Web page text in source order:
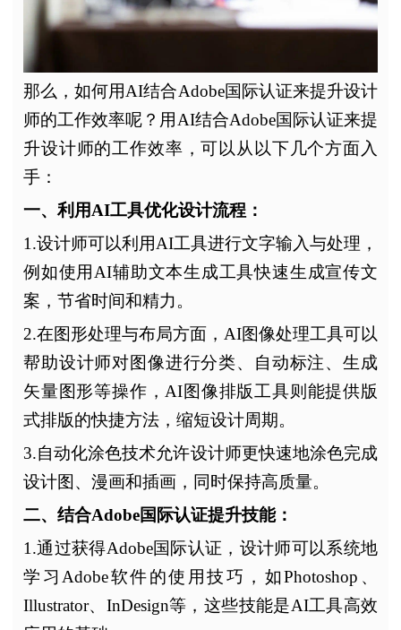
那么，如何用AI结合Adobe国际认证来提升设计
师的工作效率呢？用AI结合Adobe国际认证来提
升设计师的工作效率，可以从以下几个方面入
手：
一、利用AI工具优化设计流程：
1.设计师可以利用AI工具进行文字输入与处理，
例如使用AI辅助文本生成工具快速生成宣传文
案，节省时间和精力。
2.在图形处理与布局方面，AI图像处理工具可以
帮助设计师对图像进行分类、自动标注、生成
矢量图形等操作，AI图像排版工具则能提供版
式排版的快捷方法，缩短设计周期。
3.自动化涂色技术允许设计师更快速地涂色完成
设计图、漫画和插画，同时保持高质量。
二、结合Adobe国际认证提升技能：
1.通过获得Adobe国际认证，设计师可以系统地
学习Adobe软件的使用技巧，如Photoshop、
Illustrator、InDesign等，这些技能是AI工具高效